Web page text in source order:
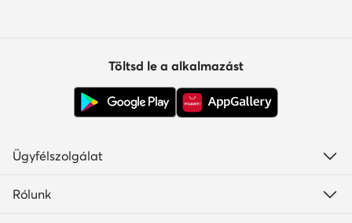
Töltsd le a alkalmazást
Ügyfélszolgálat
Rólunk